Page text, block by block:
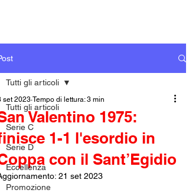
Tutti gli articoli
Serie C
Serie D
Eccellenza
Promozione
Tutti gli articoli
Valentino 1975:
1-1 l'esordio in
con il Sant’Egidio
set 2023 Tempo di lettura: 3 min
21 set 2023